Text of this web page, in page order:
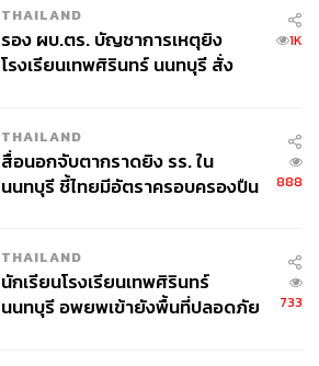
THAILAND
รอง ผบ.ตร. บัญชาการเหตุยิง
โรงเรียนเทพศิรินทร์ นนทบุรี สั่ง
1K
THAILAND
สื่อนอกจับตากราดยิง รร. ใน
นนทบุรี ชี้ไทยมีอัตราครอบครองปืน
888
THAILAND
นักเรียนโรงเรียนเทพศิรินทร์
นนทบุรี อพยพเข้ายังพื้นที่ปลอดภัย
733